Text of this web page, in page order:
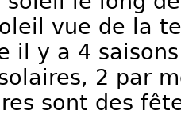
vue de la
il y a 4
2 par
sont des